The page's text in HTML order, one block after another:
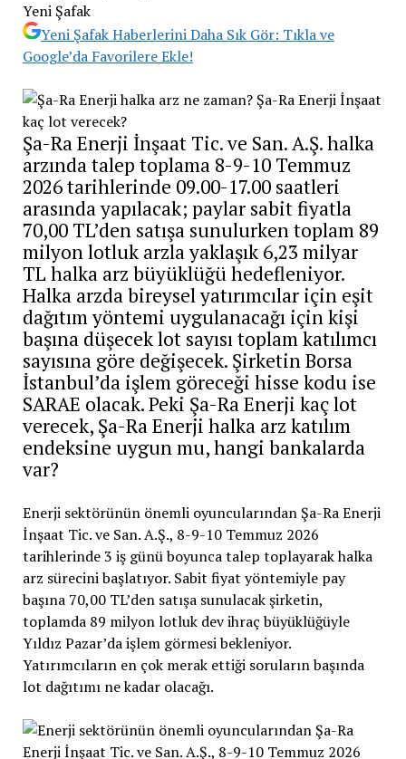
Yeni Şafak
Yeni Şafak Haberlerini Daha Sık Gör: Tıkla ve
Google’da Favorilere Ekle!
Şa-Ra Enerji İnşaat Tic. ve San. A.Ş. halka
arzında talep toplama 8-9-10 Temmuz
2026 tarihlerinde 09.00-17.00 saatleri
arasında yapılacak; paylar sabit fiyatla
70,00 TL’den satışa sunulurken toplam 89
milyon lotluk arzla yaklaşık 6,23 milyar
TL halka arz büyüklüğü hedefleniyor.
Halka arzda bireysel yatırımcılar için eşit
dağıtım yöntemi uygulanacağı için kişi
başına düşecek lot sayısı toplam katılımcı
sayısına göre değişecek. Şirketin Borsa
İstanbul’da işlem göreceği hisse kodu ise
SARAE olacak. Peki Şa-Ra Enerji kaç lot
verecek, Şa-Ra Enerji halka arz katılım
endeksine uygun mu, hangi bankalarda
var?
Enerji sektörünün önemli oyuncularından Şa-Ra Enerji
İnşaat Tic. ve San. A.Ş., 8-9-10 Temmuz 2026
tarihlerinde 3 iş günü boyunca talep toplayarak halka
arz sürecini başlatıyor. Sabit fiyat yöntemiyle pay
başına 70,00 TL’den satışa sunulacak şirketin,
toplamda 89 milyon lotluk dev ihraç büyüklüğüyle
Yıldız Pazar’da işlem görmesi bekleniyor.
Yatırımcıların en çok merak ettiği soruların başında
lot dağıtımı ne kadar olacağı.